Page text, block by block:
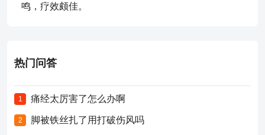
鸣，疗效颇佳。
热门问答
1 痛经太厉害了怎么办啊
2 脚被铁丝扎了用打破伤风吗